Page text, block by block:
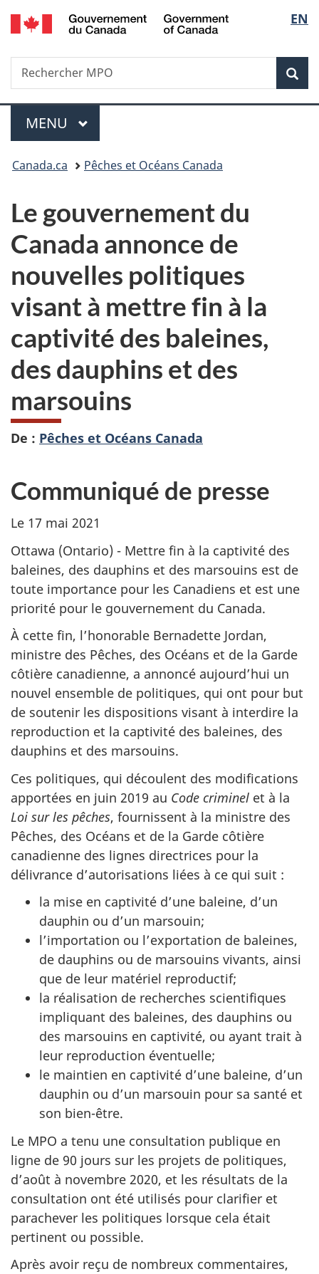
Passer
au
Passer
à
du
Passer
à
simplifiée
de
la
EN
Recherche
Rechercher
MPO
Menu
MENU PRINCIPAL
Vous
ici :
Canada.ca Pêches et Océans Canada
Le gouvernement du
Canada annonce de
nouvelles politiques
visant à mettre fin à la
captivité des baleines,
des dauphins et des
marsouins
De : Pêches et Océans Canada
Communiqué de presse
Le 17 mai 2021
Ottawa (Ontario) - Mettre fin à la captivité des
baleines, des dauphins et des marsouins est de
toute importance pour les Canadiens et est une
priorité pour le gouvernement du Canada.
À cette fin, l’honorable Bernadette Jordan,
ministre des Pêches, des Océans et de la Garde
côtière canadienne, a annoncé aujourd’hui un
nouvel ensemble de politiques, qui ont pour but
de soutenir les dispositions visant à interdire la
reproduction et la captivité des baleines, des
dauphins et des marsouins.
Ces politiques, qui découlent des modifications
apportées en juin 2019 au Code criminel et à la
Loi sur les pêches, fournissent à la ministre des
Pêches, des Océans et de la Garde côtière
canadienne des lignes directrices pour la
délivrance d’autorisations liées à ce qui suit :
la mise en captivité d’une baleine, d’un
dauphin ou d’un marsouin;
l’importation ou l’exportation de baleines,
de dauphins ou de marsouins vivants, ainsi
que de leur matériel reproductif;
la réalisation de recherches scientifiques
impliquant des baleines, des dauphins ou
des marsouins en captivité, ou ayant trait à
leur reproduction éventuelle;
le maintien en captivité d’une baleine, d’un
dauphin ou d’un marsouin pour sa santé et
son bien-être.
Le MPO a tenu une consultation publique en
ligne de 90 jours sur les projets de politiques,
d’août à novembre 2020, et les résultats de la
consultation ont été utilisés pour clarifier et
parachever les politiques lorsque cela était
pertinent ou possible.
Après avoir reçu de nombreux commentaires,